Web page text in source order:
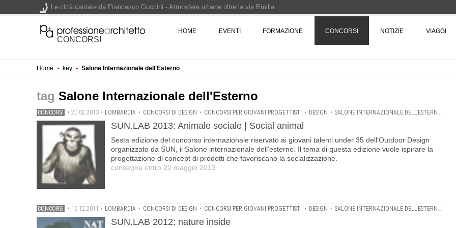
CONCORSI
HOME EVENTI FORMAZIONE CONCORSI NOTIZIE VIAGGI
Home ▪ key ▪ Salone Internazionale dell'Esterno
Salone Internazionale dell'Esterno
CONCORSI • 20.02.2013 • LOMBARDIA • CONCORSI DI DESIGN • CONCORSI PER GIOVANI PROGETTISTI • DESIGN • SALONE INTERNAZIONALE DELL'ESTERNO
SUN.LAB 2013: Animale sociale | Social animal
Sesta edizione del concorso internazionale riservato ai giovani talenti under 35 dell'Outdoor Design
organizzato da SUN, il Salone internazionale dell'esterno. Il tema di questa edizione vuole ispirare la
progettazione di concept di prodotti che favoriscano la socializzazione.
consegna entro 20 maggio 2013
CONCORSI • 16.12.2011 • LOMBARDIA • CONCORSI DI DESIGN • CONCORSI PER GIOVANI PROGETTISTI • DESIGN • SALONE INTERNAZIONALE DELL'ESTERNO
SUN.LAB 2012: nature inside
Le città cantate da Francesco Guccini - Atmosfere urbane oltre la via Emilia
200 manifesti per i 200 anni di Carlo Collodi, creatore di Pinocchio - Call di grafica promossa dal Museo MAGMA per la realizzazione di